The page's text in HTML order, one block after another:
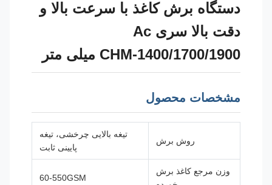
دستگاه برش کاغذ با سرعت بالا و
دقت بالا سری Ac
CHM-1400/1700/1900 میلی متر
مشخصات محصول
روش برش
تیغه بالایی چرخشی، تیغه
پایینی ثابت
وزن مرجع کاغذ برش
60-550GSM